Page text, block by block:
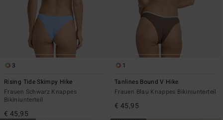
3
Rising Tide Skimpy Hike
Frauen Schwarz Knappes
Bikiniunterteil
€ 45,95
1
Tanlines Bound V Hike
Frauen Blau Knappes Bikiniunterteil
€ 45,95